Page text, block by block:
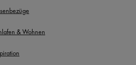
& Wohnen